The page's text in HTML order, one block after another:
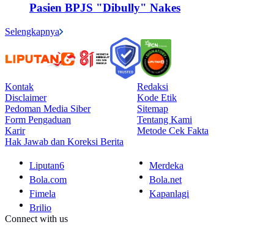
Pasien BPJS "Dibully" Nakes
Selengkapnya
Kontak
Redaksi
Disclaimer
Kode Etik
Pedoman Media Siber
Sitemap
Form Pengaduan
Tentang Kami
Karir
Metode Cek Fakta
Hak Jawab dan Koreksi Berita
Liputan6
Merdeka
Bola.com
Bola.net
Fimela
Kapanlagi
Brilio
Connect with us